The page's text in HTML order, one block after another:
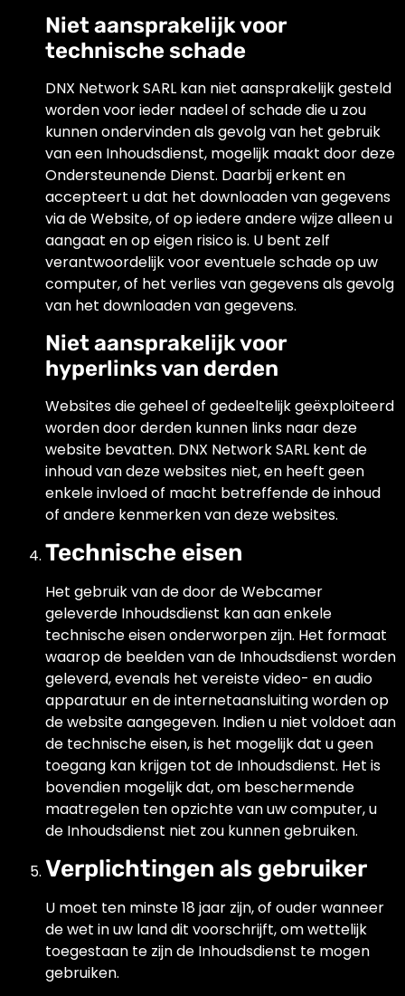
Niet aansprakelijk voor
technische schade
DNX Network SARL kan niet aansprakelijk gesteld
worden voor ieder nadeel of schade die u zou
kunnen ondervinden als gevolg van het gebruik
van een Inhoudsdienst, mogelijk maakt door deze
Ondersteunende Dienst. Daarbij erkent en
accepteert u dat het downloaden van gegevens
via de Website, of op iedere andere wijze alleen u
aangaat en op eigen risico is. U bent zelf
verantwoordelijk voor eventuele schade op uw
computer, of het verlies van gegevens als gevolg
van het downloaden van gegevens.
Niet aansprakelijk voor
hyperlinks van derden
Websites die geheel of gedeeltelijk geëxploiteerd
worden door derden kunnen links naar deze
website bevatten. DNX Network SARL kent de
inhoud van deze websites niet, en heeft geen
enkele invloed of macht betreffende de inhoud
of andere kenmerken van deze websites.
Technische eisen
Het gebruik van de door de Webcamer
geleverde Inhoudsdienst kan aan enkele
technische eisen onderworpen zijn. Het formaat
waarop de beelden van de Inhoudsdienst worden
geleverd, evenals het vereiste video- en audio
apparatuur en de internetaansluiting worden op
de website aangegeven. Indien u niet voldoet aan
de technische eisen, is het mogelijk dat u geen
toegang kan krijgen tot de Inhoudsdienst. Het is
bovendien mogelijk dat, om beschermende
maatregelen ten opzichte van uw computer, u
de Inhoudsdienst niet zou kunnen gebruiken.
Verplichtingen als gebruiker
U moet ten minste 18 jaar zijn, of ouder wanneer
de wet in uw land dit voorschrijft, om wettelijk
toegestaan te zijn de Inhoudsdienst te mogen
gebruiken.